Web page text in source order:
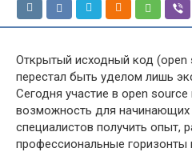
Открытый исходный код (open
перестал быть уделом лишь
Сегодня участие в open
возможность для начинающих
специалистов получить опыт,
профессиональные горизонты